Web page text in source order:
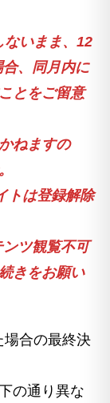
いまま、12
、同月内に
とをご留意
ねますの
トは登録解除
ツ観覧不可
きをお願い
場合の最終決
の通り異な